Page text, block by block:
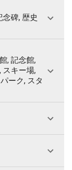
念碑, 歴史
, 記念館,
スキー場,
ーク, スタ